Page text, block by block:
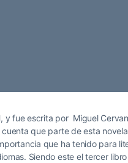
y fue escrita por Miguel
que parte de esta
que ha tenido para
Siendo este el tercer